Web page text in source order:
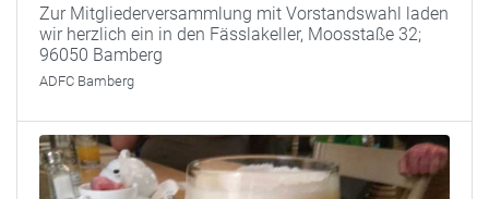
Zur Mitgliederversammlung mit Vorstandswahl laden
wir herzlich ein in den Fässlakeller, Moosstaße 32;
96050 Bamberg
ADFC Bamberg